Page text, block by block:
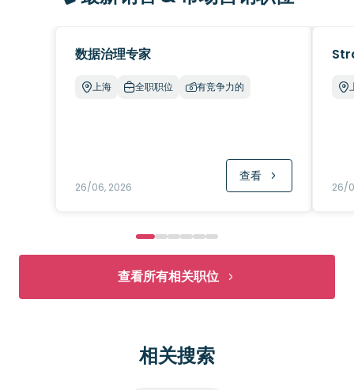
数据治理专家
上海 全职职位 有竞争力的
26/06, 2026
查看
26/
查看所有相关职位
相关搜索